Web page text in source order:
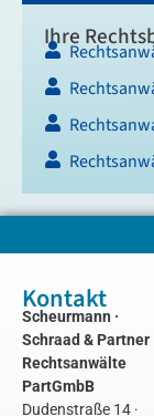
Ihre
Kontakt
Scheurmann ·
Schraad & Partner
Rechtsanwälte
PartGmbB
Dudenstraße 14 ·